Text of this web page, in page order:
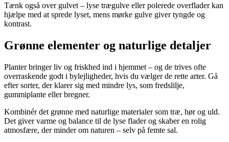
Tænk også over gulvet – lyse trægulve eller polerede overflader kan
hjælpe med at sprede lyset, mens mørke gulve giver tyngde og
kontrast.
Grønne elementer og naturlige detaljer
Planter bringer liv og friskhed ind i hjemmet – og de trives ofte
overraskende godt i bylejligheder, hvis du vælger de rette arter. Gå
efter sorter, der klarer sig med mindre lys, som fredslilje,
gummiplante eller bregner.
Kombinér det grønne med naturlige materialer som træ, hør og uld.
Det giver varme og balance til de lyse flader og skaber en rolig
atmosfære, der minder om naturen – selv på femte sal.